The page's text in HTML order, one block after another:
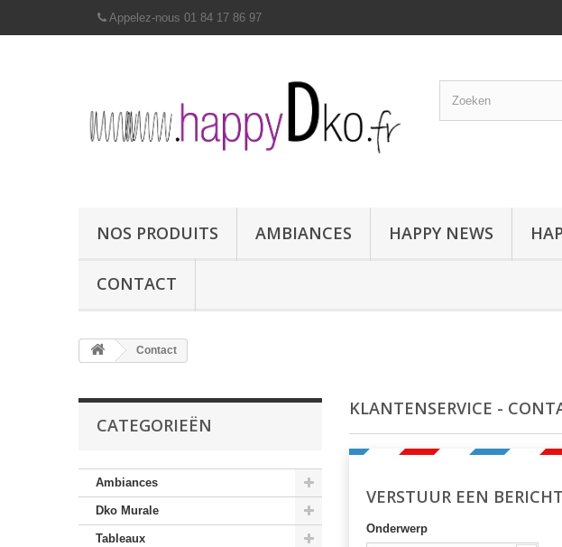
Appelez-nous 01 84 17 86 97
NOS PRODUITS AMBIANCES HAPPY NEWS
CONTACT
Contact
CATEGORIEËN
Ambiances
Dko Murale
Tableaux
KLANTENSERVICE -
VERSTUUR EEN BERICHT
Onderwerp